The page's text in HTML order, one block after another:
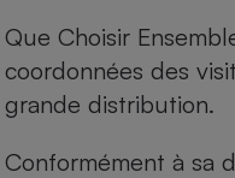
Que Choisir
coordonnées des
grande distribution.
Conformément à sa